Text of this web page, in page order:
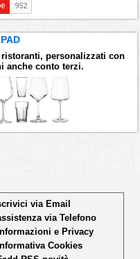
personalizzati con
anche conto terzi.
via Email
via Telefono
Informazioni e Privacy
Informativa Cookies